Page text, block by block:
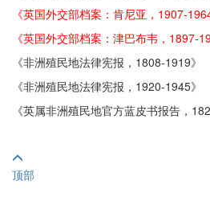
《英国外交部档案：肯尼亚，1907-
《英国外交部档案：津巴布韦，1897-
《非洲殖民地法律宪报，1808-1919》
《非洲殖民地法律宪报，1920-1945》
《英属非洲殖民地官方蓝皮书报告，
顶部